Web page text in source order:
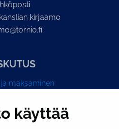
käyttää
kirjaamo
maksaminen